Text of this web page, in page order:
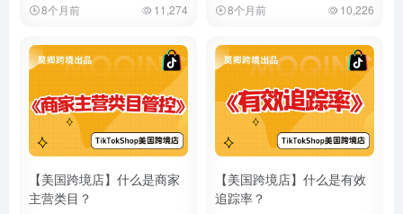
8个月前 11,274 8个月前 10,226
【美国跨境店】什么是商家
主营类目？
【美国跨境店】什么是有效
追踪率？